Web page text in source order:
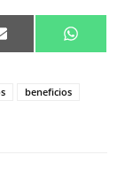
Compartir
en
Email
en
beneficios